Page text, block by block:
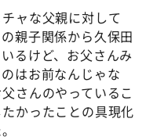
ャな父親に対して
親子関係から久保田
るけど、お父さんみ
はお前なんじゃな
さんのやっているこ
かったことの具現化